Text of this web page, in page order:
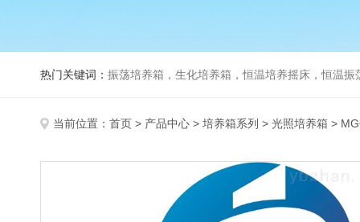
热门关键词： 振荡培养箱，生化培养箱，恒温培养摇床，恒温振荡器
当前位置： 首页 > 产品中心 > 培养箱系列 > 光照培养箱 >